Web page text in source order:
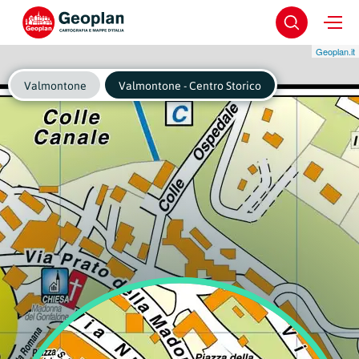
Geoplan.it
Valmontone Valmontone - Centro Storico